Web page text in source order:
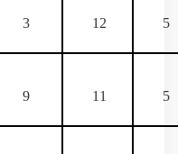
3 12 5
9 11 5